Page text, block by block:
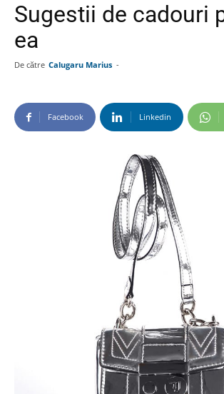
Sugestii de cadouri
ea
De către Calugaru Marius -
Facebook Linkedin